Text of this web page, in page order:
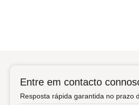
Entre em contacto
Resposta rápida garantida no prazo